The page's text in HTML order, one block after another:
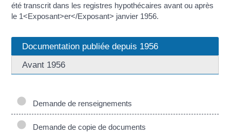
été transcrit dans les registres hypothécaires avant ou après
le 1<Exposant>er</Exposant> janvier 1956.
Documentation publiée depuis 1956
Avant 1956
Demande de renseignements
Demande de copie de documents